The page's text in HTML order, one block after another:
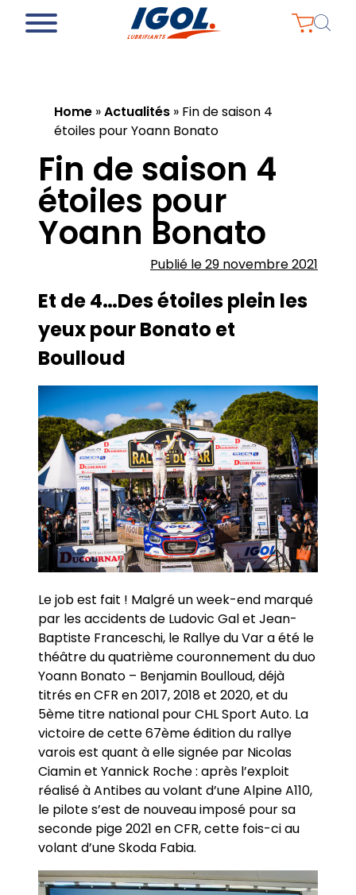
Home »Actualités » Fin de saison 4
étoiles pour Yoann Bonato
Fin de saison 4
étoiles pour
Yoann Bonato
Publié le 29 novembre 2021
Et de 4…Des étoiles plein les
yeux pour Bonato et
Boulloud
Le job est fait ! Malgré un week-end marqué
par les accidents de Ludovic Gal et Jean-
Baptiste Franceschi, le Rallye du Var a été le
théâtre du quatrième couronnement du duo
Yoann Bonato – Benjamin Boulloud, déjà
titrés en CFR en 2017, 2018 et 2020, et du
5ème titre national pour CHL Sport Auto. La
victoire de cette 67ème édition du rallye
varois est quant à elle signée par Nicolas
Ciamin et Yannick Roche : après l’exploit
réalisé à Antibes au volant d’une Alpine A110,
le pilote s’est de nouveau imposé pour sa
seconde pige 2021 en CFR, cette fois-ci au
volant d’une Skoda Fabia.